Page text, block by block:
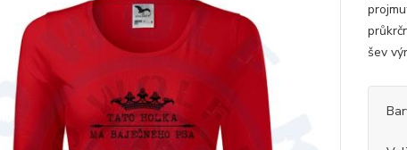
šev